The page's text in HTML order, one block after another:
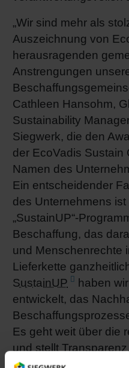
„Wir sind mehr als
Auszeichnung von
herausragenden
Anstrengungen
Cathleen Hansohm,
Sustainability
Siegwerk, die den
der EcoVadis Sustain
Namen des
Ein entscheidender
des Unternehmens
„SustainUP“-
Beschaffung, das
und Menschenrechte
Lieferkette
SustainUP
haben
entwickelt, das
Es geht weit über die
und stellt
kontinuierliche